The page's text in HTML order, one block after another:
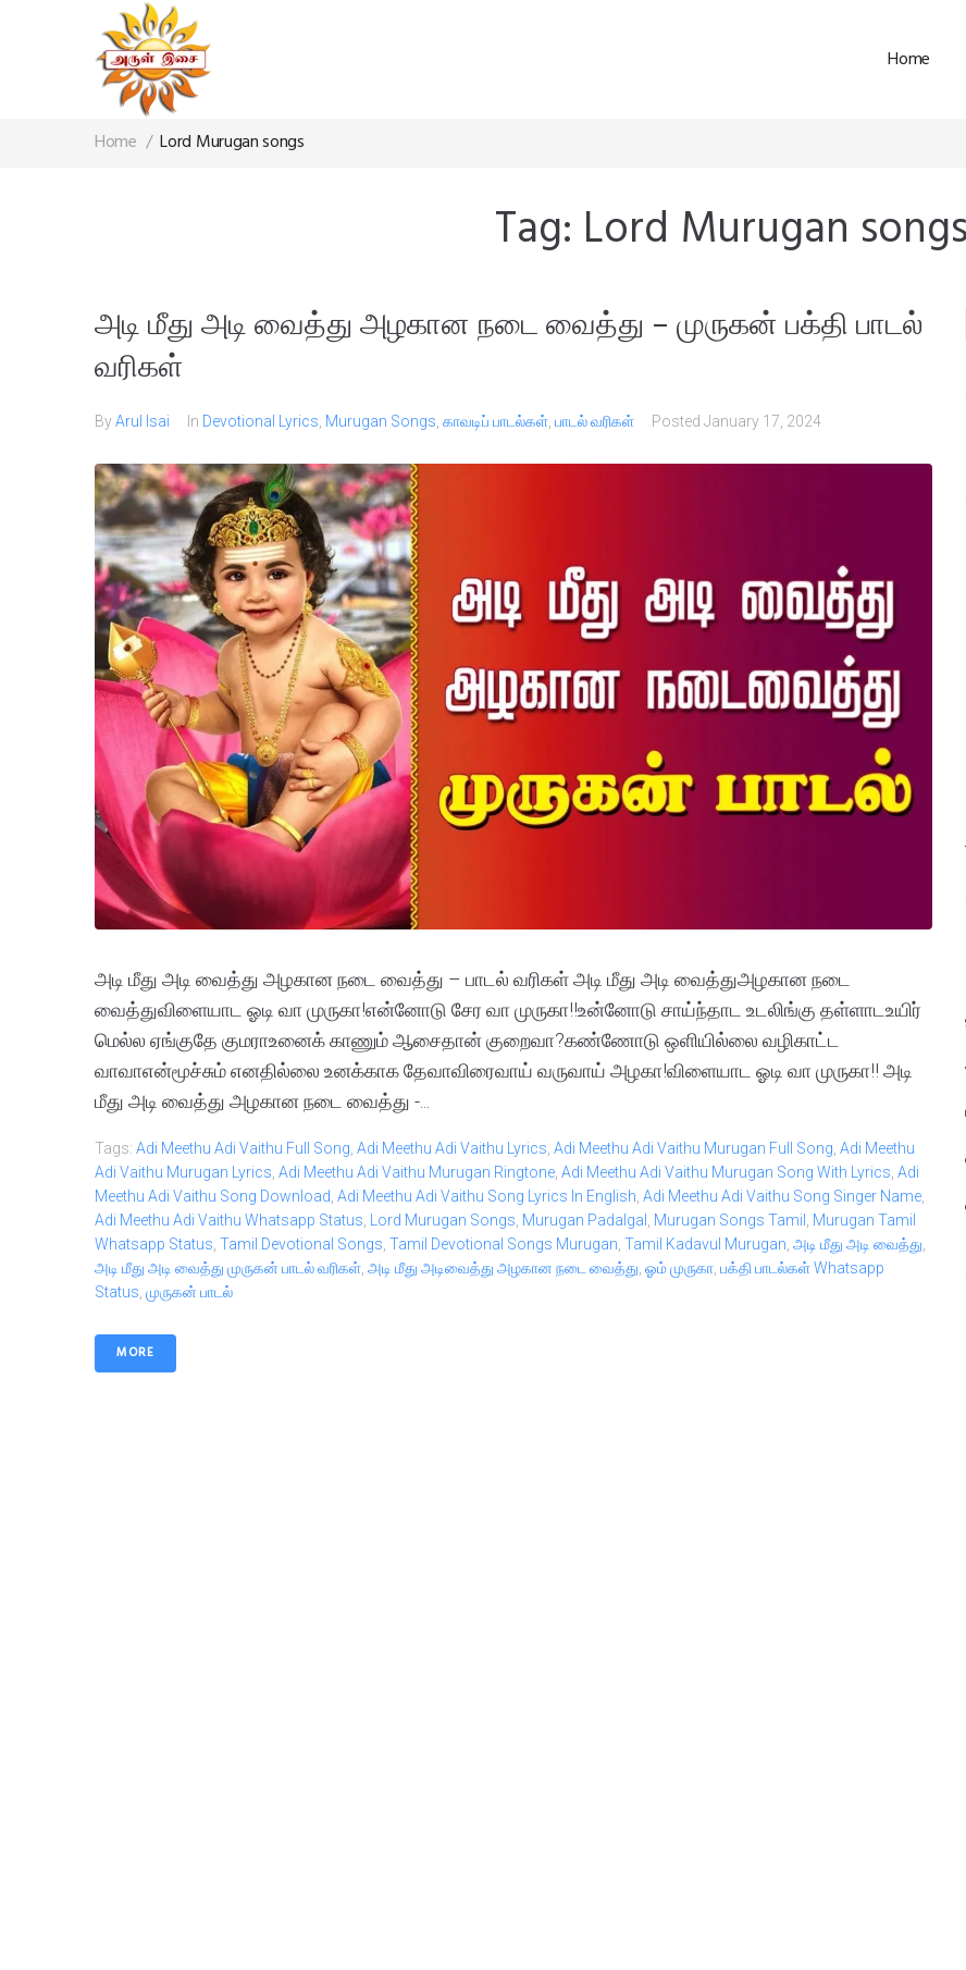
Home
Home / Lord Murugan songs
Tag: Lord Murugan songs
அடி மீது அடி வைத்து அழகான நடை வைத்து – முருகன் பக்தி பாடல்
வரிகள்
ByArul Isai In Devotional Lyrics Murugan Songs காவடிப் பாடல்கள் பாடல் வரிகள் Posted January 17, 2024
அடி மீது அடி வைத்து அழகான நடை வைத்து – பாடல் வரிகள் அடி மீது அடி வைத்துஅழகான நடை
வைத்துவிளையாட ஓடி வா முருகா!என்னோடு சேர வா முருகா!!உன்னோடு சாய்ந்தாட உடலிங்கு தள்ளாடஉயிர்
மெல்ல ஏங்குதே குமராஉனைக் காணும் ஆசைதான் குறைவா?கண்ணோடு ஒளியில்லை வழிகாட்ட
வாவாஎன்மூச்சும் எனதில்லை உனக்காக தேவாவிரைவாய் வருவாய் அழகா!விளையாட ஓடி வா முருகா!! அடி
மீது அடி வைத்து அழகான நடை வைத்து -...
Tags: Adi Meethu Adi Vaithu Full Song Adi Meethu Adi Vaithu Lyrics Adi Meethu Adi Vaithu Murugan Full Song Adi Meethu
Adi Vaithu Murugan Lyrics Adi Meethu Adi Vaithu Murugan Ringtone Adi Meethu Adi Vaithu Murugan Song With Lyrics Adi
Meethu Adi Vaithu Song Download Adi Meethu Adi Vaithu Song Lyrics In English Adi Meethu Adi Vaithu Song Singer Name
Adi Meethu Adi Vaithu Whatsapp Status
Lord Murugan Songs Murugan Padalgal Murugan Songs Tamil
Murugan Tamil
Whatsapp Status Tamil Devotional Songs Tamil Devotional Songs Murugan Tamil Kadavul Murugan அடி மீது அடி வைத்து
அடி மீது அடி வைத்து முருகன் பாடல் வரிகள் அடி மீது அடிவைத்து அழகான நடை வைத்து ஓம் முருகா பக்தி பாடல்கள் Whatsapp
Status முருகன் பாடல்
MORE